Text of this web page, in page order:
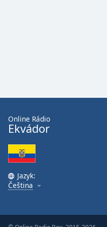
window.
dialog
window.
Escape
will
and
Online Rádio
Ekvádor
Jazyk:
Čeština